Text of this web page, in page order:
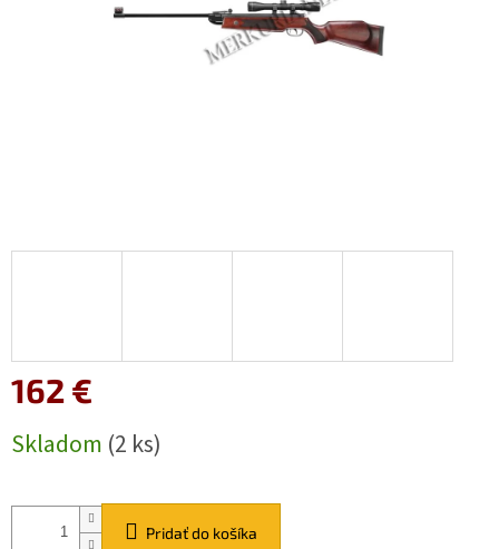
162 €
cena:
Skladom (2 ks)
Pridať do košíka